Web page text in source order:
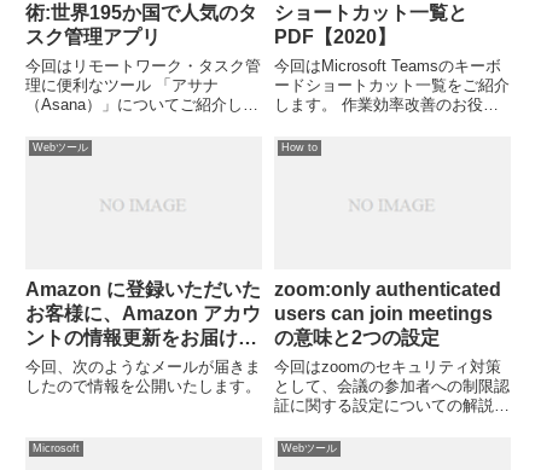
術:世界195か国で人気のタ
スク管理アプリ
今回はリモートワーク・タスク管
理に便利なツール 「アサナ
（Asana）」についてご紹介しま
利用者がいるアサナ。 仕事の予
ショートカット一覧と
PDF【2020】
今回はMicrosoft Teamsのキーボ
ードショートカット一覧をご紹介
します。 作業効率改善のお役に
Webツール
Аmazon に登録いただいた
お客様に、Аmazon アカウ
ントの情報更新をお届けし
ます。
今回、次のようなメールが届きま
したので情報を公開いたします。
How to
zoom:only authenticated
users can join meetings
の意味と2つの設定
今回はzoomのセキュリティ対策
として、会議の参加者への制限認
証に関する設定についての解説で
can join meetingsという項目の意
Microsoft Webツール